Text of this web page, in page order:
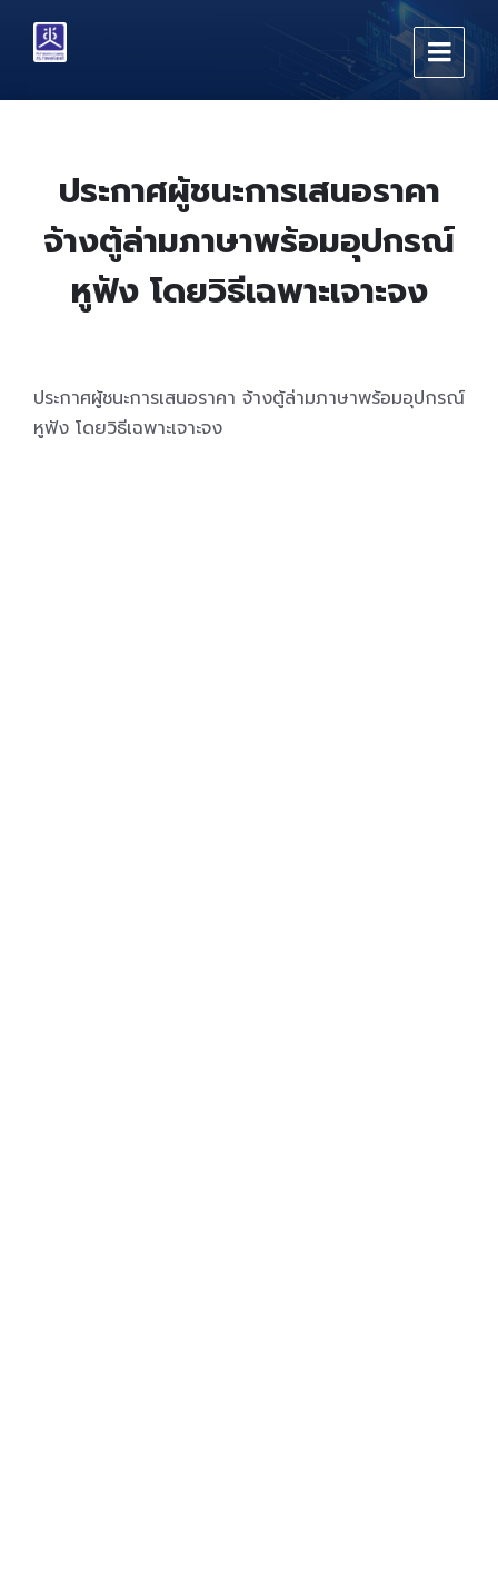
content
main
footer
ประกาศผู้ชนะการเสนอราคา
จ้างตู้ล่ามภาษาพร้อมอุปกรณ์
หูฟัง โดยวิธีเฉพาะเจาะจง
ประกาศผู้ชนะการเสนอราคา จ้างตู้ล่ามภาษาพร้อมอุปกรณ์
หูฟัง โดยวิธีเฉพาะเจาะจง